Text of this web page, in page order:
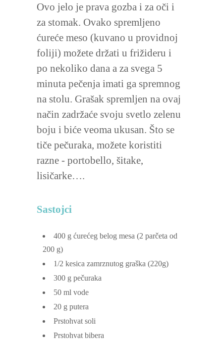
Ovo jelo je prava gozba i za oči i
za stomak. Ovako spremljeno
ćureće meso (kuvano u providnoj
foliji) možete držati u frižideru i
po nekoliko dana a za svega 5
minuta pečenja imati ga spremnog
na stolu. Grašak spremljen na ovaj
način zadržaće svoju svetlo zelenu
boju i biće veoma ukusan. Što se
tiče pečuraka, možete koristiti
razne - portobello, šitake,
lisičarke….
Sastojci
400 g ćurećeg belog mesa (2 parčeta od
200 g)
1/2 kesica zamrznutog graška (220g)
300 g pečuraka
50 ml vode
20 g putera
Prstohvat soli
Prstohvat bibera